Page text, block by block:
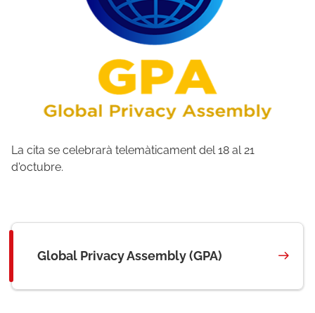
La cita se celebrarà telemàticament del 18 al 21
d'octubre.
Global Privacy Assembly (GPA)